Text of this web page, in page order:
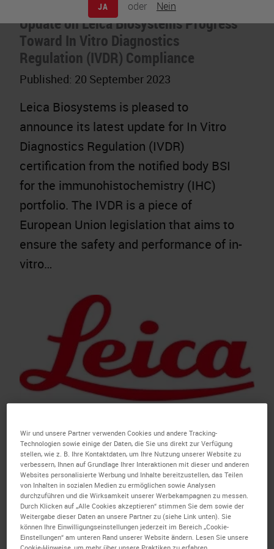
JA oder Nein
Update on Leica Biosystems Progress
Toward In Vitro Diagnostics
Regulation (IVDR) Compliance
Published: 20 September 2023
Leica Biosystems is pleased to
announce its latest update for In Vitro
Diagnostics Regulation (IVDR)
certification from the notified body BSI
for the immunohistochemistry (IHC)
portfolio. The IVDR is a piece of
European Union legislation that aims to
ensure the safety and performance of in-
vitro…
Leica Biosystems Launches BOND-
PRIME Advanced Staining Solution to
Accelerate Diagnostic Productivity
Published:19 April 2023
Powered by Universal Access, BOND-
Wir und unsere Partner verwenden Cookies und andere Tracking-
Technologien sowie einige der Daten, die Sie uns direkt zur Verfügung
stellen, wie z. B. Ihre Kontaktdaten, um Ihre Nutzung unserer Website zu
verbessern, Ihnen auf Grundlage Ihrer Interaktionen mit dieser und anderen
Websites personalisierte Werbung und Inhalte bereitzustellen, das Teilen
von Inhalten in sozialen Medien zu ermöglichen sowie Analysen
durchzuführen und die Wirksamkeit unserer Werbekampagnen zu messen.
Durch Klicken auf „Alle Cookies akzeptieren“ stimmen Sie dem sowie der
Weitergabe dieser Daten an unsere Partner zu (siehe Link unten). Sie
können Ihre Einwilligungseinstellungen jederzeit im Bereich „Cookie-
Einstellungen“ am unteren Rand unserer Website ändern. Lesen Sie unsere